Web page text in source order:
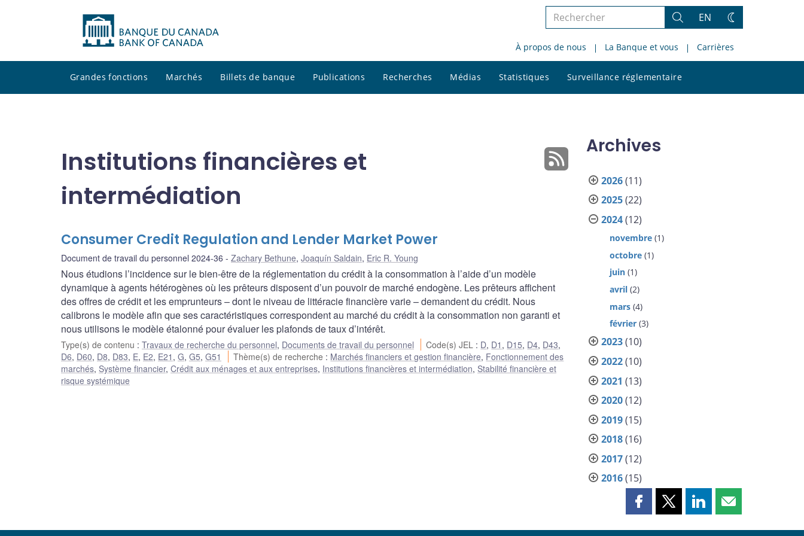
Rechercher
le
site
Rechercher
EN
Changez
thème
À propos de nous La Banque et vous Carrières
Grandes fonctions Marchés Billets de banque Publications Recherches Médias Statistiques Surveillance réglementaire
le
Institutions financières et
intermédiation
Consumer Credit Regulation and Lender Market Power
Document de travail du personnel 2024-36 Zachary Bethune, Joaquín Saldain, Eric R. Young
Nous étudions l’incidence sur le bien-être de la réglementation du crédit à la consommation à l’aide d’un modèle
dynamique à agents hétérogènes où les prêteurs disposent d’un pouvoir de marché endogène. Les prêteurs affichent
des offres de crédit et les emprunteurs – dont le niveau de littéracie financière varie – demandent du crédit. Nous
calibrons le modèle afin que ses caractéristiques correspondent au marché du crédit à la consommation non garanti et
nous utilisons le modèle étalonné pour évaluer les plafonds de taux d’intérêt.
Type(s) de contenu : Travaux de recherche du personnel, Documents de travail du personnel Code(s) JEL : D, D1 , D15, D4, D43,
D6, D60, D8, D83, E, E2, E21 , G, G5, G51 Thème(s) de recherche : Marchés financiers et gestion financière, Fonctionnement des
marchés, Système financier, Crédit aux ménages et aux entreprises, Institutions financières et intermédiation, Stabilité financière et
risque systémique
Archives
2026(11)
2025(22)
2024(12)
novembre (1)
octobre (1)
juin (1)
avril (2)
mars (4)
février (3)
2023(10)
2022(10)
2021 (13)
2020(12)
2019(15)
2018(16)
2017(12)
2016(15)
PartagerPartagerPartagerPartager